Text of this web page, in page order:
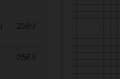
2580
2568